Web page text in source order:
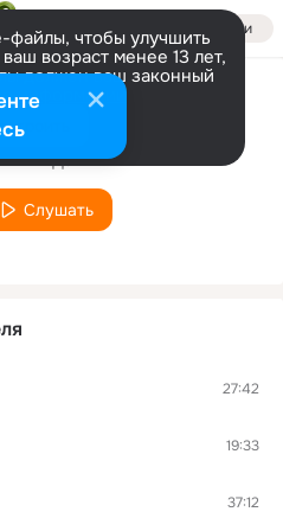
Войти
чтобы улучшить
возраст менее 13 лет,
должен ваш законный
информации
Даниил
Слушать
27:42
19:33
37:12